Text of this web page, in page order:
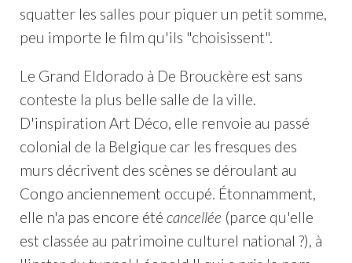
squatter les salles pour piquer un petit somme,
peu importe le film qu'ils "choisissent".
Le Grand Eldorado à De Brouckère est sans
conteste la plus belle salle de la ville.
D'inspiration Art Déco, elle renvoie au passé
colonial de la Belgique car les fresques des
murs décrivent des scènes se déroulant au
Congo anciennement occupé. Étonnamment,
elle n'a pas encore été cancellée (parce qu'elle
est classée au patrimoine culturel national ?), à